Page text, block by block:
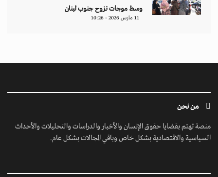
وسط موجات نزوح جنوب لبنان
11 مارس 2026 - 10:26
من نحن
منصة تهتم بقضايا حقوق الإنسان والأخبار والدراسات والتحليلات والأحداث
السياسية والاقتصادية بشكل خاص وباقي المجالات بشكل عام.